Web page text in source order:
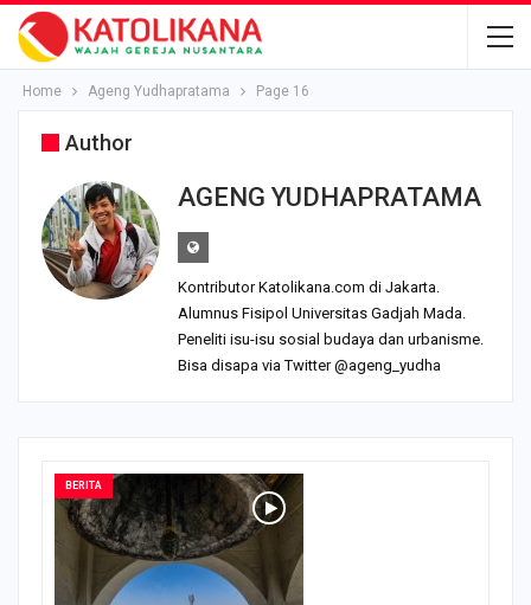
Home Ageng Yudhapratama Page 16
Author
AGENG YUDHAPRATAMA
Kontributor Katolikana.com di Jakarta.
Alumnus Fisipol Universitas Gadjah Mada.
Peneliti isu-isu sosial budaya dan urbanisme.
Bisa disapa via Twitter @ageng_yudha
BERITA